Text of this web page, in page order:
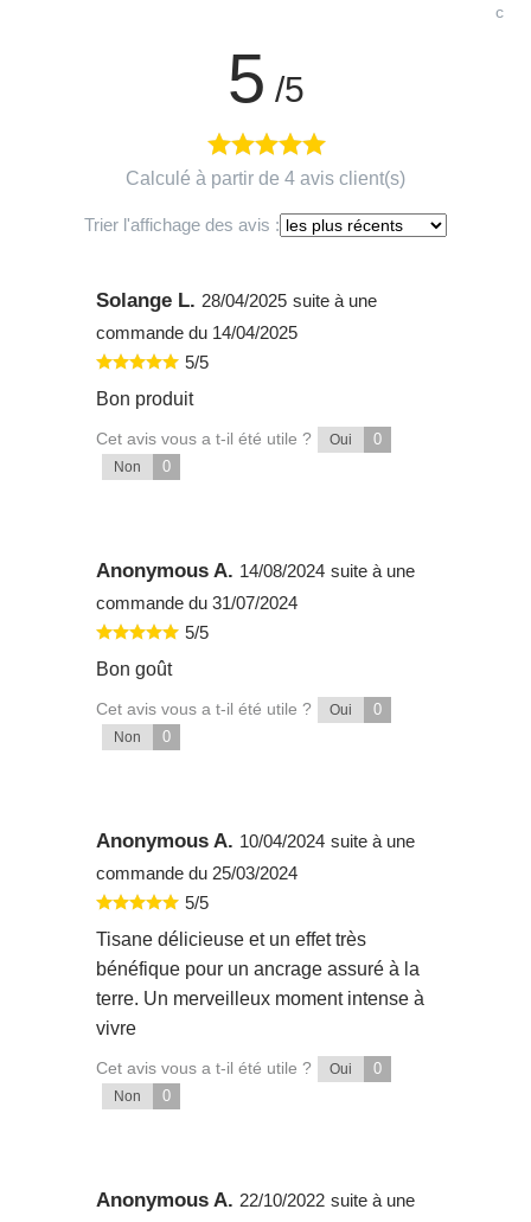
5 /5
Calculé à partir de 4 avis client(s)
Trier l'affichage des avis :
Solange L. 28/04/2025 suite à une
commande du 14/04/2025
5/5
Bon produit
Cet avis vous a t-il été utile ? Oui 0
Non 0
Anonymous A. 14/08/2024 suite à une
commande du 31/07/2024
5/5
Bon goût
Cet avis vous a t-il été utile ? Oui 0
Non 0
Anonymous A. 10/04/2024 suite à une
commande du 25/03/2024
5/5
Tisane délicieuse et un effet très
bénéfique pour un ancrage assuré à la
terre. Un merveilleux moment intense à
vivre
Cet avis vous a t-il été utile ? Oui 0
Non 0
Anonymous A. 22/10/2022 suite à une